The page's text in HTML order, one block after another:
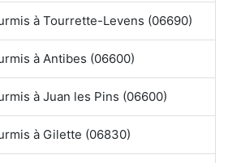
à Tourrette-Levens (06690)
à Antibes (06600)
à Juan les Pins (06600)
à Gilette (06830)